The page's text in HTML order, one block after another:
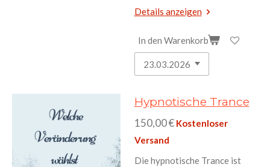
Details anzeigen
In den Warenkorb
Hypnotische Trance
150,00 € Kostenloser
Versand
Die hypnotische Trance ist